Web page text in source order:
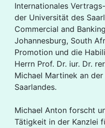
Internationales
der Universität des
Commercial and
Johannesburg, South
Promotion und die
Herrn Prof. Dr. iur. Dr.
Michael Martinek an
Saarlandes.
Michael Anton forscht
Tätigkeit in der Kanzlei